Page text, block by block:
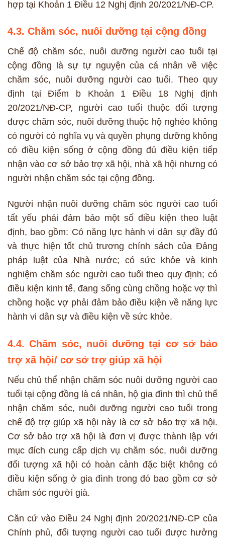
hợp tại Khoản 1 Điều 12 Nghị định 20/2021/NĐ-CP.
4.3. Chăm sóc, nuôi dưỡng tại cộng đồng
Chế độ chăm sóc, nuôi dưỡng người cao tuổi tại
cộng đồng là sự tự nguyện của cá nhân về việc
chăm sóc, nuôi dưỡng người cao tuổi. Theo quy
định tại Điểm b Khoản 1 Điều 18 Nghị định
20/2021/NĐ-CP, người cao tuổi thuộc đối tượng
được chăm sóc, nuôi dưỡng thuộc hộ nghèo không
có người có nghĩa vụ và quyền phụng dưỡng không
có điều kiện sống ở cộng đồng đủ điều kiện tiếp
nhận vào cơ sở bảo trợ xã hội, nhà xã hội nhưng có
người nhận chăm sóc tại cộng đồng.
Người nhận nuôi dưỡng chăm sóc người cao tuổi
tất yếu phải đảm bảo một số điều kiện theo luật
định, bao gồm: Có năng lực hành vi dân sự đầy đủ
và thực hiện tốt chủ trương chính sách của Đảng
pháp luật của Nhà nước; có sức khỏe và kinh
nghiệm chăm sóc người cao tuổi theo quy định; có
điều kiện kinh tế, đang sống cùng chồng hoặc vợ thì
chồng hoặc vợ phải đảm bảo điều kiện về năng lực
hành vi dân sự và điều kiện về sức khỏe.
4.4. Chăm sóc, nuôi dưỡng tại cơ sở bảo
trợ xã hội/ cơ sở trợ giúp xã hội
Nếu chủ thể nhận chăm sóc nuôi dưỡng người cao
tuổi tại cộng đồng là cá nhân, hộ gia đình thì chủ thể
nhận chăm sóc, nuôi dưỡng người cao tuổi trong
chế độ trợ giúp xã hội này là cơ sở bảo trợ xã hội.
Cơ sở bảo trợ xã hội là đơn vị được thành lập với
mục đích cung cấp dịch vụ chăm sóc, nuôi dưỡng
đối tượng xã hội có hoàn cảnh đặc biệt không có
điều kiện sống ở gia đình trong đó bao gồm cơ sở
chăm sóc người già.
Căn cứ vào Điều 24 Nghị định 20/2021/NĐ-CP của
Chính phủ, đối tượng người cao tuổi được hưởng